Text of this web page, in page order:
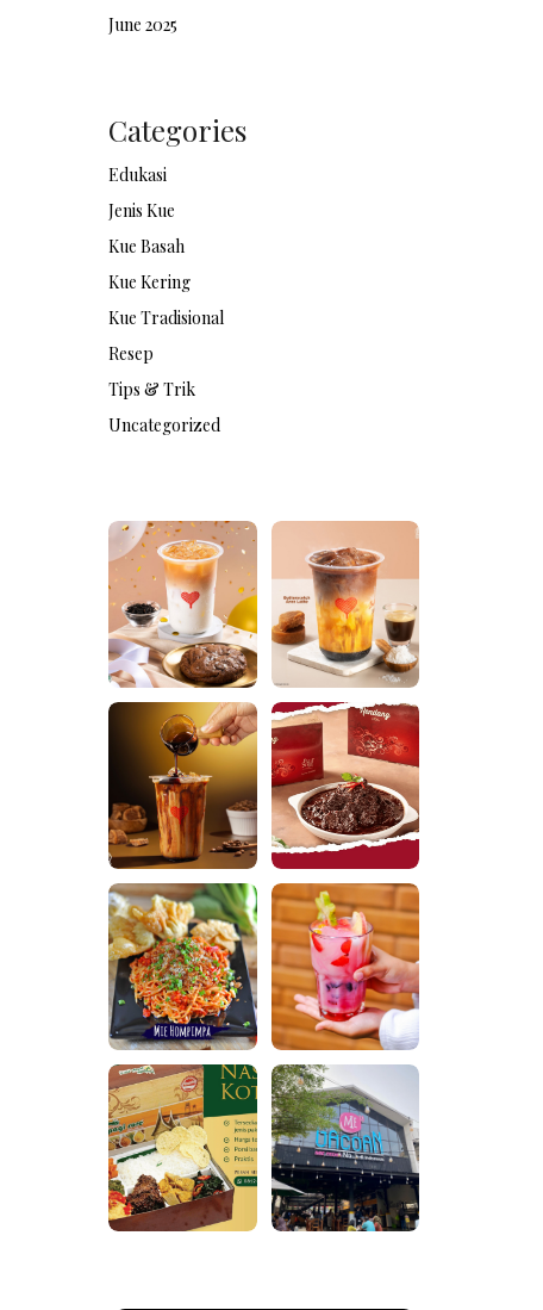
June 2025
Categories
Edukasi
Jenis Kue
Kue Basah
Kue Kering
Kue Tradisional
Resep
Tips & Trik
Uncategorized